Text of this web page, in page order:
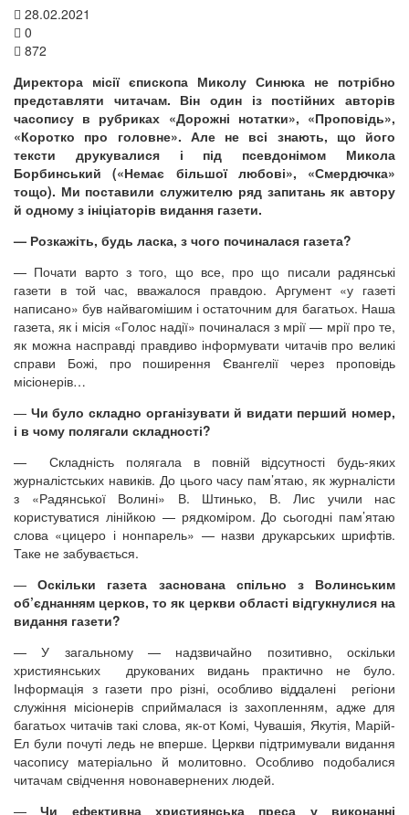
28.02.2021
0
872
Директора місії єпископа Миколу Синюка не потрібно
представляти читачам. Він один із постійних авторів
часопису в рубриках «Дорожні нотатки», «Проповідь»,
«Коротко про головне». Але не всі знають, що його
тексти друкувалися і під псевдонімом Микола
Борбинський («Немає більшої любові», «Смердючка»
тощо). Ми поставили служителю ряд запитань як автору
й одному з ініціаторів видання газети.
— Розкажіть, будь ласка, з чого починалася газета?
— Почати варто з того, що все, про що писали радянські
газети в той час, вважалося правдою. Аргумент «у газеті
написано» був найвагомішим і остаточним для багатьох. Наша
газета, як і місія «Голос надії» починалася з мрії — мрії про те,
як можна насправді правдиво інформувати читачів про великі
справи Божі, про поширення Євангелії через проповідь
місіонерів…
— Чи було складно організувати й видати перший номер,
і в чому полягали складності?
— Складність полягала в повній відсутності будь-яких
журналістських навиків. До цього часу пам’ятаю, як журналісти
з «Радянської Волині» В. Штинько, В. Лис учили нас
користуватися лінійкою — рядкоміром. До сьогодні пам’ятаю
слова «цицеро і нонпарель» — назви друкарських шрифтів.
Таке не забувається.
— Оскільки газета заснована спільно з Волинським
об’єднанням церков, то як церкви області відгукнулися на
видання газети?
— У загальному — надзвичайно позитивно, оскільки
християнських друкованих видань практично не було.
Інформація з газети про різні, особливо віддалені регіони
служіння місіонерів сприймалася із захопленням, адже для
багатьох читачів такі слова, як-от Комі, Чувашія, Якутія, Марій-
Ел були почуті ледь не вперше. Церкви підтримували видання
часопису матеріально й молитовно. Особливо подобалися
читачам свідчення новонавернених людей.
—Чи ефективна християнська преса у виконанні